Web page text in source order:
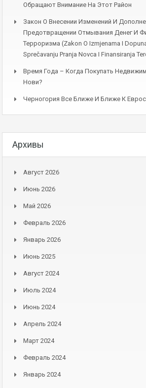
Обращают Внимание На Этот Район
Закон О Внесении Изменений И
Предотвращении Отмывания Денег И
Терроризма (Zakon O Izmjenama I
Sprečavanju Pranja Novca I Finansiranja
Время Года – Когда Покупать
Нови?
Черногория Все Ближе И Ближе К
Архивы
Август 2026
Июнь 2026
Май 2026
Февраль 2026
Январь 2026
Июнь 2025
Август 2024
Июль 2024
Июнь 2024
Апрель 2024
Март 2024
Февраль 2024
Январь 2024